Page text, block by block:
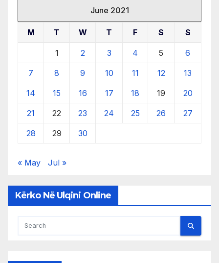
June 2021
M T W T F S S
1 2 3 4 5 6
7 8 9 10 11 12 13
14 15 16 17 18 19 20
21 22 23 24 25 26 27
28 29 30
« May Jul »
Kërko Në Ulqini Online